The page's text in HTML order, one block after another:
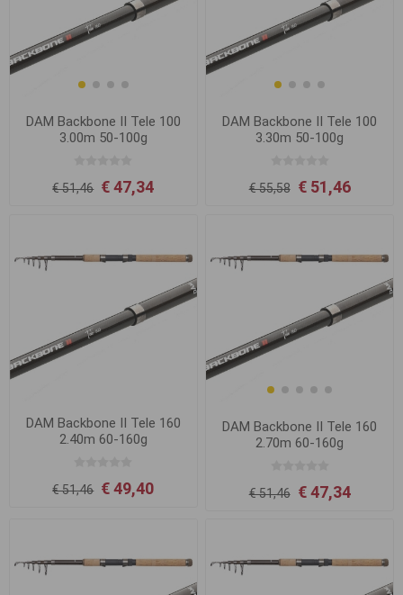
DAM Backbone II Tele 100
3.00m 50-100g
€ 51,46 € 47,34
DAM Backbone II Tele 100
3.30m 50-100g
€ 55,58 € 51,46
DAM Backbone II Tele 160
2.40m 60-160g
€ 51,46 € 49,40
DAM Backbone II Tele 160
2.70m 60-160g
€ 51,46 € 47,34